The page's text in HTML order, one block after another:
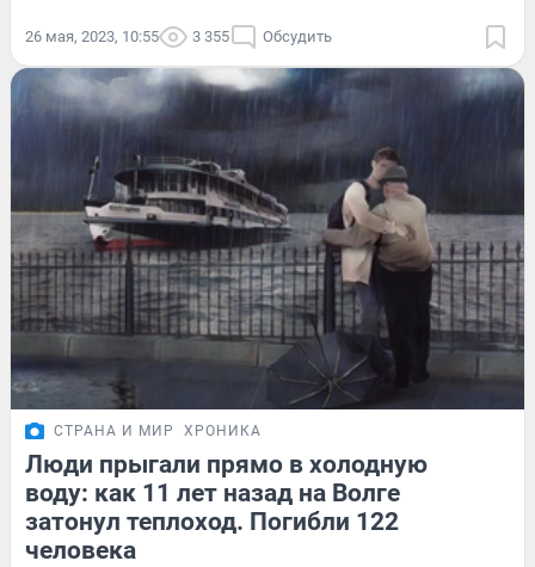
26 мая, 2023, 10:55 3 355 Обсудить
СТРАНА И МИР ХРОНИКА
Люди прыгали прямо в холодную
воду: как 11 лет назад на Волге
затонул теплоход. Погибли 122
человека